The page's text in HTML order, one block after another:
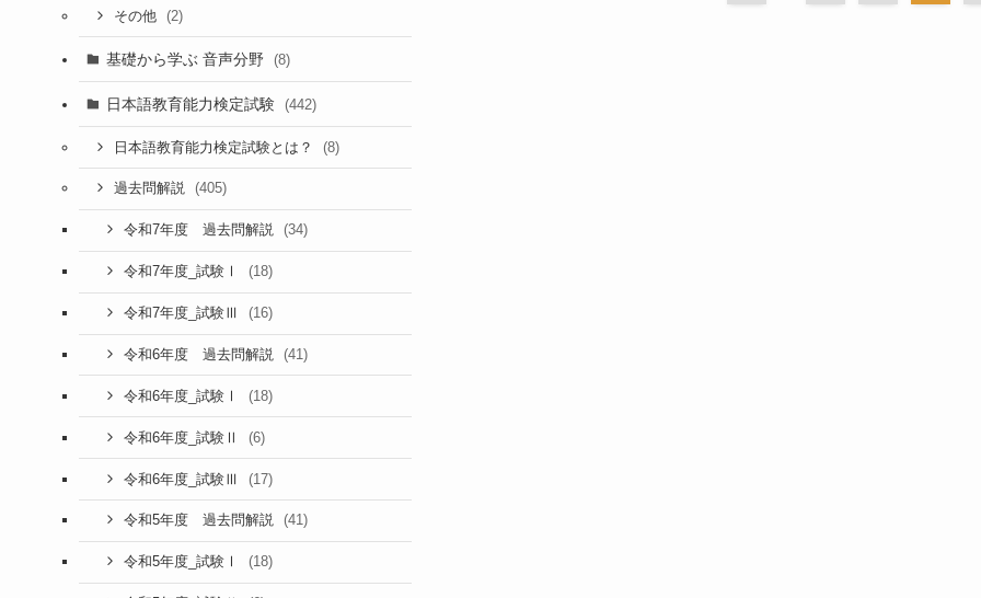
その他 (2)
基礎から学ぶ 音声分野 (8)
日本語教育能力検定試験 (442)
日本語教育能力検定試験とは？ (8)
過去問解説 (405)
令和7年度 過去問解説 (34)
令和7年度_試験Ⅰ (18)
令和7年度_試験Ⅲ (16)
令和6年度 過去問解説 (41)
令和6年度_試験Ⅰ (18)
令和6年度_試験Ⅱ (6)
令和6年度_試験Ⅲ (17)
令和5年度 過去問解説 (41)
令和5年度_試験Ⅰ (18)